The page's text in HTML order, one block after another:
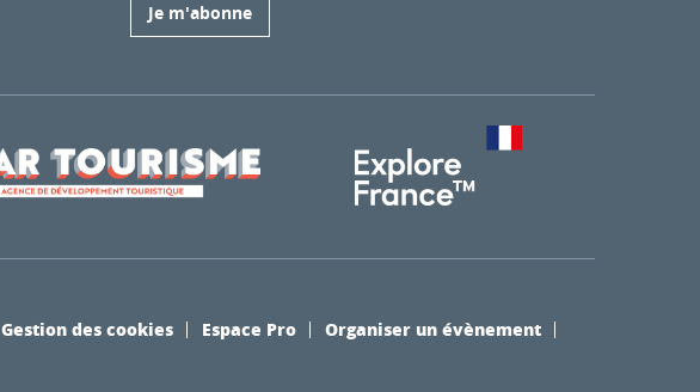
Je m'abonne
Gestion des cookies Espace Pro
Organiser un évènement